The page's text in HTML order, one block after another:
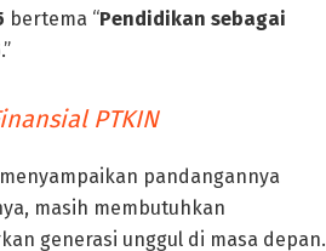
bertema “Pendidikan sebagai
.”
PTKIN
pandangannya
masih membutuhkan
generasi unggul di masa depan.